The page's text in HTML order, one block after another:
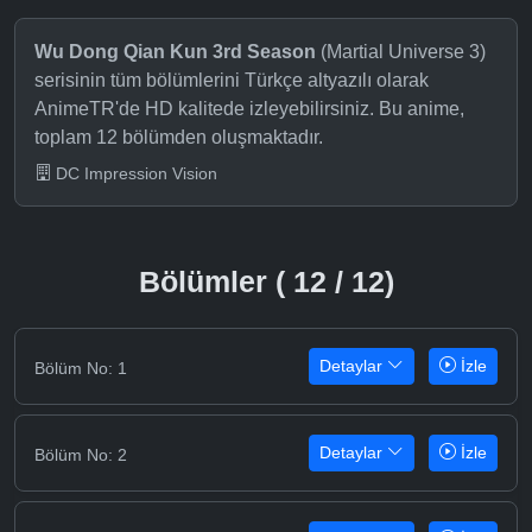
Wu Dong Qian Kun 3rd Season (Martial Universe 3)
serisinin tüm bölümlerini Türkçe altyazılı olarak
AnimeTR'de HD kalitede izleyebilirsiniz. Bu anime,
toplam 12 bölümden oluşmaktadır.
DC Impression Vision
Bölümler ( 12 / 12)
Bölüm No: 1 Detaylar İzle
Bölüm No: 2 Detaylar İzle